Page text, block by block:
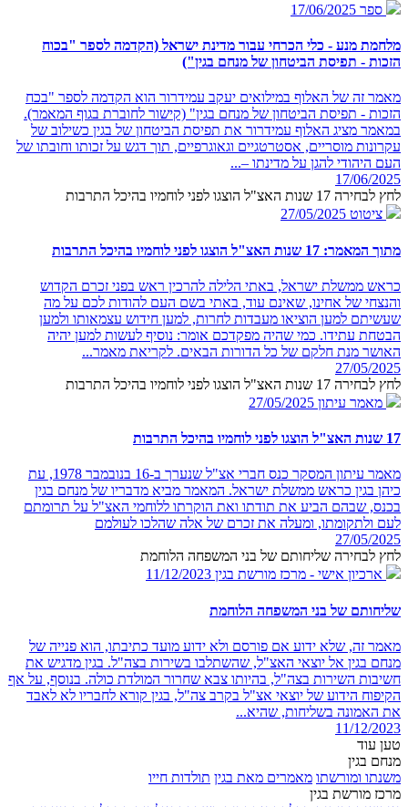
ספר 17/06/2025
מלחמת מנע - כלי הכרחי עבור מדינת ישראל (הקדמה לספר "בכוח
הזכות - תפיסת הביטחון של מנחם בגין")
מאמר זה של האלוף במילואים יעקב עמידרור הוא הקדמה לספר "בכח
הזכות - תפיסת הביטחון של מנחם בגין" (קישור לחוברת בגוף המאמר).
במאמר מציג האלוף עמידרור את תפיסת הביטחון של בגין כשילוב של
עקרונות מוסריים, אסטרטגיים וגאוגרפיים, תוך דגש על זכותו וחובתו של
העם היהודי להגן על מדינתו –...
17/06/2025
לחץ לבחירה 17 שנות האצ"ל הוצגו לפני לוחמיו בהיכל התרבות
ציטוט 27/05/2025
מתוך המאמר: 17 שנות האצ"ל הוצגו לפני לוחמיו בהיכל התרבות
כראש ממשלת ישראל, באתי הלילה להרכין ראש בפני זכרם הקדוש
והנצחי של אחינו, שאינם עוד, באתי בשם העם להודות לכם על מה
שעשיתם למען הוציאו מעבדות לחרות, למען חידוש עצמאותו ולמען
הבטחת עתידו. כמי שהיה מפקדכם אומר: נוסיף לעשות למען יהיה
האושר מנת חלקם של כל הדורות הבאים. לקריאת מאמר...
27/05/2025
לחץ לבחירה 17 שנות האצ"ל הוצגו לפני לוחמיו בהיכל התרבות
מאמר עיתון 27/05/2025
17 שנות האצ"ל הוצגו לפני לוחמיו בהיכל התרבות
מאמר עיתון המסקר כנס חברי אצ"ל שנערך ב-16 בנובמבר 1978, עת
כיהן בגין כראש ממשלת ישראל. המאמר מביא מדבריו של מנחם בגין
בכנס, שבהם הביע את תודתו ואת הוקרתו ללוחמי האצ"ל על תרומתם
לעם ולתקומתו, ומעלה את זכרם של אלה שהלכו לעולמם
27/05/2025
לחץ לבחירה שליחותם של בני המשפחה הלוחמת
ארכיון אישי - מרכז מורשת בגין 11/12/2023
שליחותם של בני המשפחה הלוחמת
מאמר זה, שלא ידוע אם פורסם ולא ידוע מועד כתיבתו, הוא פנייה של
מנחם בגין אל יוצאי האצ"ל, שהשתלבו בשירות בצה"ל. בגין מדגיש את
חשיבות השירות בצה"ל, בהיותו צבא שחרור המולדת כולה. בנוסף, על אף
הקיפוח הידוע של יוצאי אצ"ל בקרב צה"ל, בגין קורא לחבריו לא לאבד
את האמונה בשליחות, שהיא...
11/12/2023
טען עוד
מנחם בגין
משנתו ומורשתו מאמרים מאת בגין תולדות חייו
מרכז מורשת בגין